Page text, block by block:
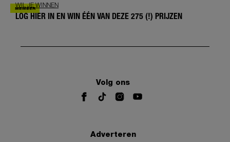
WIL JE WINNEN
LOG HIER IN EN WIN ÉÉN VAN DEZE 275 (!) PRIJZEN
Volg ons
Adverteren